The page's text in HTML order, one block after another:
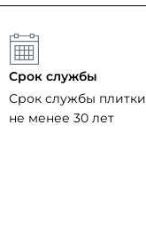
Срок службы
Срок службы плитки
не менее 30 лет